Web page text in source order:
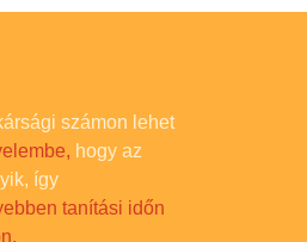
számon lehet
hogy az
így
tanítási időn